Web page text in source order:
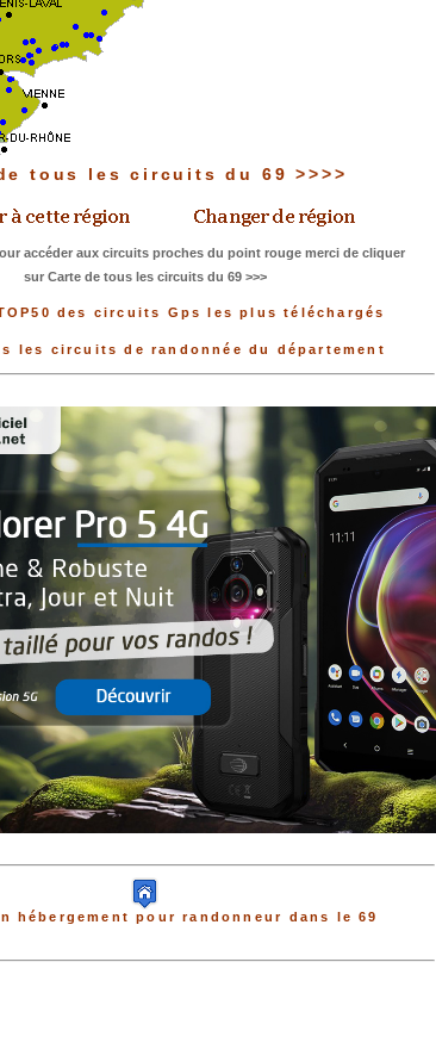
tous les circuits du 69 >>>>
accéder aux circuits proches du point rouge merci de cliquer
sur Carte de tous les circuits du 69 >>>
des circuits Gps les plus téléchargés
les circuits de randonnée du département
hébergement pour randonneur dans le 69